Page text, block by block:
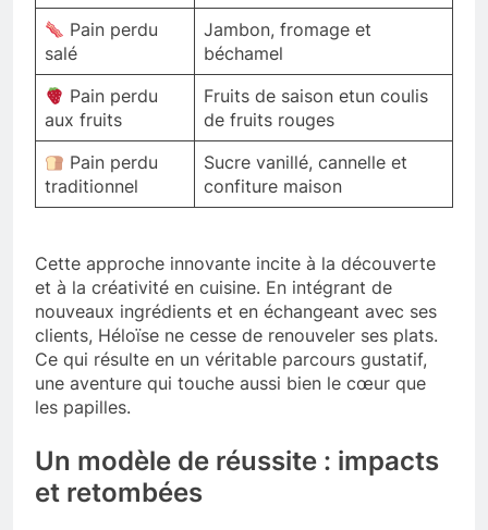
Pain perdu
salé
Jambon, fromage et
béchamel
Pain perdu
aux fruits
Fruits de saison etun coulis
de fruits rouges
Pain perdu
traditionnel
Sucre vanillé, cannelle et
confiture maison
Cette approche innovante incite à la découverte
et à la créativité en cuisine. En intégrant de
nouveaux ingrédients et en échangeant avec ses
clients, Héloïse ne cesse de renouveler ses plats.
Ce qui résulte en un véritable parcours gustatif,
une aventure qui touche aussi bien le cœur que
les papilles.
Un modèle de réussite : impacts
et retombées